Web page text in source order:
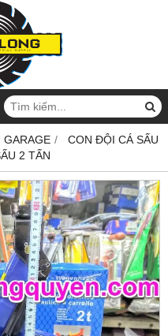
GARAGE
CON ĐỘI CÁ SẤU
2 TẤN